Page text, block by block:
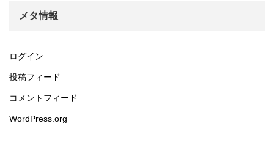
メタ情報
ログイン
投稿フィード
コメントフィード
WordPress.org